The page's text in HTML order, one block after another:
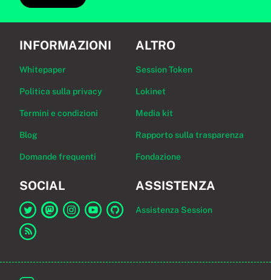
INFORMAZIONI
Whitepaper
Politica sulla privacy
Termini e condizioni
Blog
Domande frequenti
ALTRO
Session Token
Lokinet
Media kit
Rapporto sulla trasparenza
Fondazione
SOCIAL
Link a Session su Twitter
ASSISTENZA
Assistenza Session